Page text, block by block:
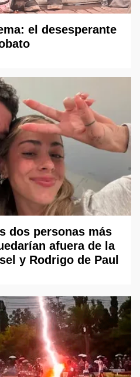
el desesperante
dos personas más
afuera de la
y Rodrigo de Paul